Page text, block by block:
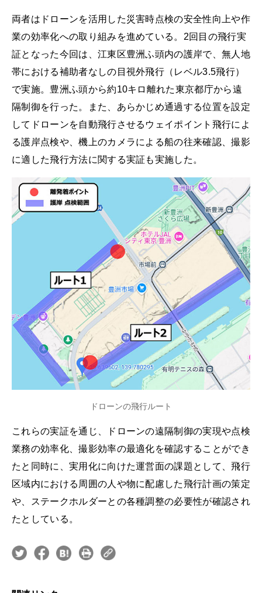
両者はドローンを活用した災害時点検の安全性向上や作
業の効率化への取り組みを進めている。2回目の飛行実
証となった今回は、江東区豊洲ふ頭内の護岸で、無人地
帯における補助者なしの目視外飛行（レベル3.5飛行）
で実施。豊洲ふ頭から約10キロ離れた東京都庁から遠
隔制御を行った。また、あらかじめ通過する位置を設定
してドローンを自動飛行させるウェイポイント飛行によ
る護岸点検や、機上のカメラによる船の往来確認、撮影
に適した飛行方法に関する実証も実施した。
ドローンの飛行ルート
これらの実証を通じ、ドローンの遠隔制御の実現や点検
業務の効率化、撮影効率の最適化を確認することができ
たと同時に、実用化に向けた運営面の課題として、飛行
区域内における周囲の人や物に配慮した飛行計画の策定
や、ステークホルダーとの各種調整の必要性が確認され
たとしている。